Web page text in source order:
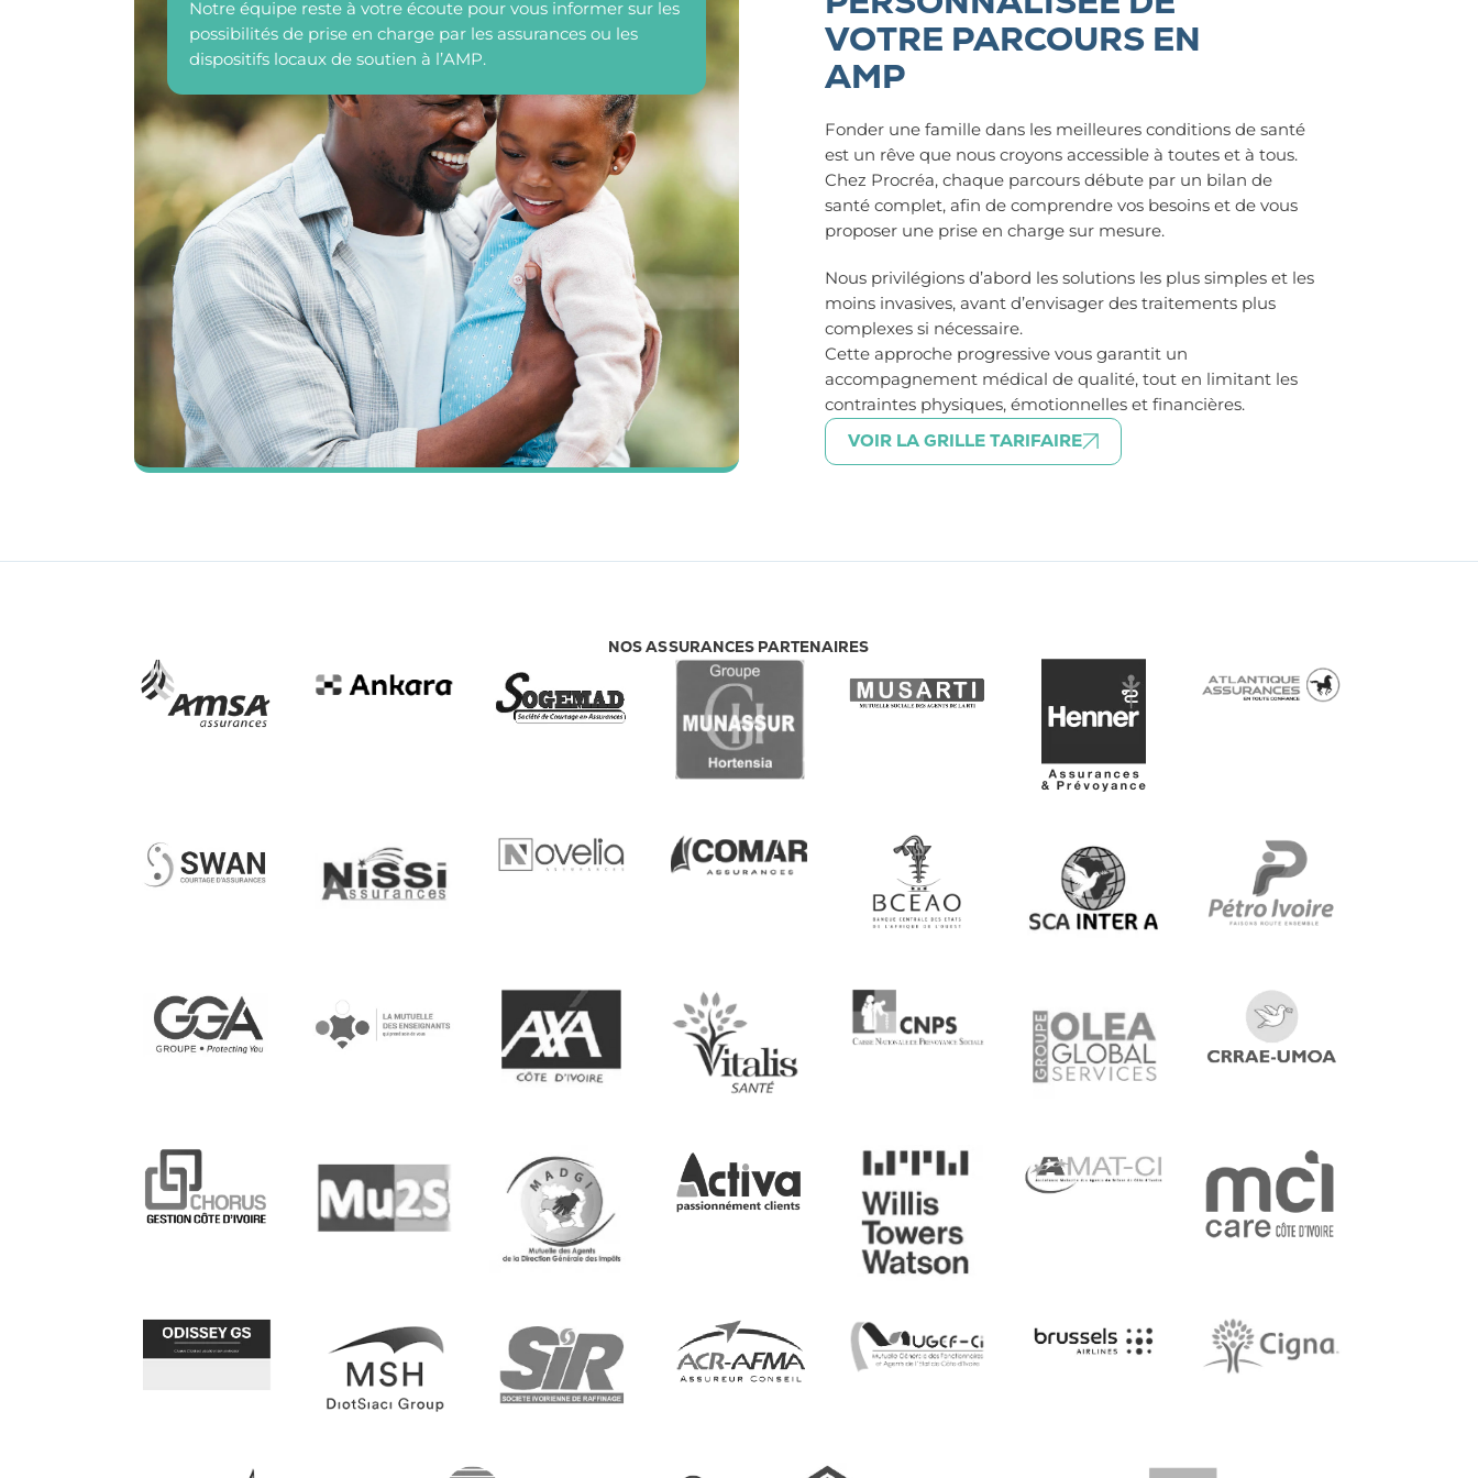
Notre équipe reste à votre écoute pour vous informer sur les
possibilités de prise en charge par les assurances ou les
dispositifs locaux de soutien à l’AMP.
VOTRE PARCOURS EN
AMP
Fonder une famille dans les meilleures conditions de santé
est un rêve que nous croyons accessible à toutes et à tous.
Chez Procréa, chaque parcours débute par un bilan de
santé complet, afin de comprendre vos besoins et de vous
proposer une prise en charge sur mesure.
Nous privilégions d’abord les solutions les plus simples et les
moins invasives, avant d’envisager des traitements plus
complexes si nécessaire.
Cette approche progressive vous garantit un
accompagnement médical de qualité, tout en limitant les
contraintes physiques, émotionnelles et financières.
VOIR LA GRILLE TARIFAIRE
NOS ASSURANCES PARTENAIRES